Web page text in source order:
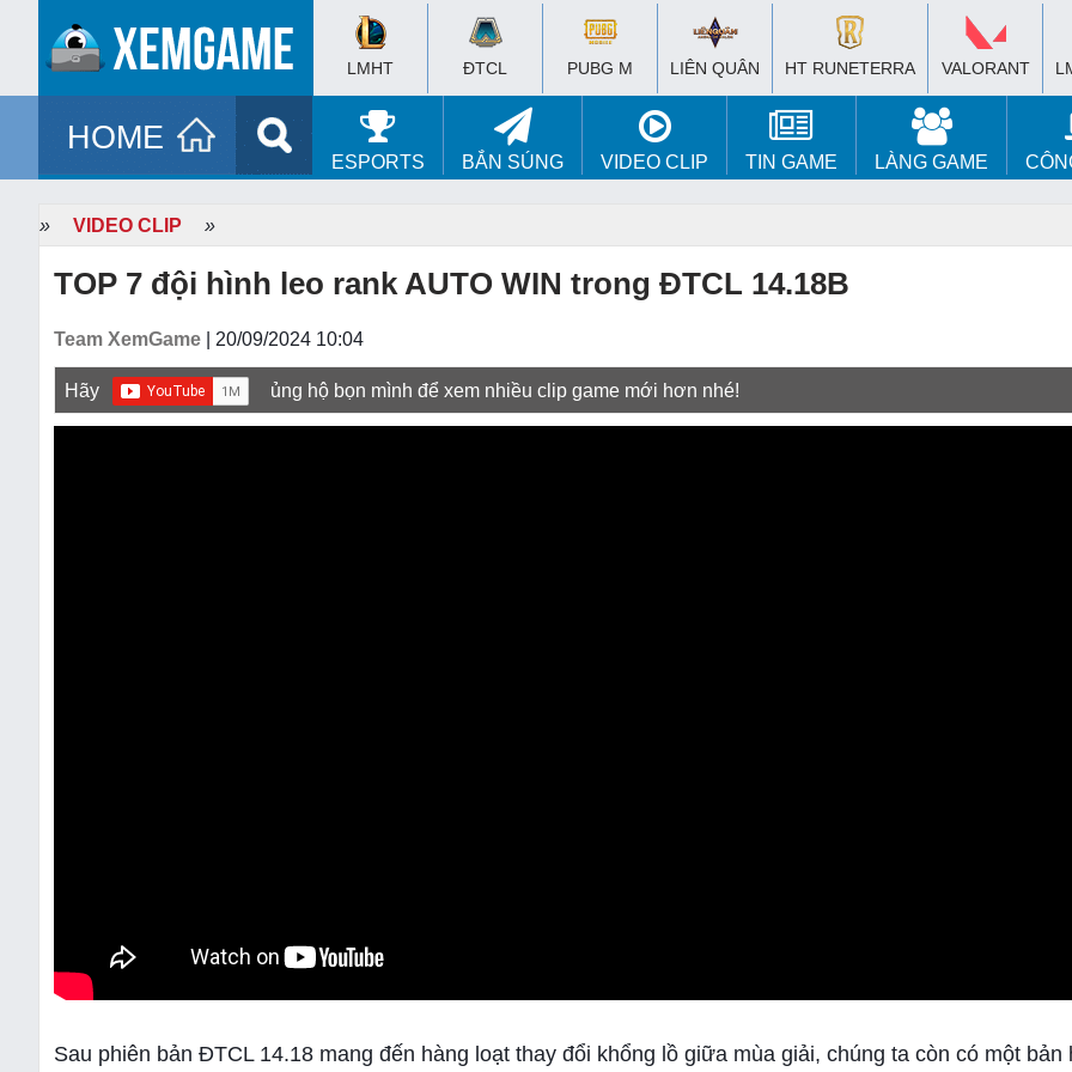
LMHT ĐTCL PUBG M LIÊN QUÂN HT RUNETERRA VALORANT
HOME
ESPORTS BẮN SÚNG VIDEO CLIP TIN GAME LÀNG GAME
» VIDEO CLIP »
TOP 7 đội hình leo rank AUTO WIN trong ĐTCL 14.18B
Team XemGame | 20/09/2024 10:04
Hãy ủng hộ bọn mình để xem nhiều clip game mới hơn nhé!
Sau phiên bản ĐTCL 14.18 mang đến hàng loạt thay đổi khổng lồ giữa mùa giải, chúng ta còn có một bản